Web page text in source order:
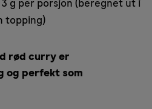
g per porsjon (beregnet ut i
topping)
rød curry er
perfekt som